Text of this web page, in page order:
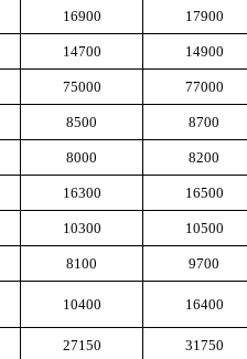
16900 17900
14700 14900
75000 77000
8500 8700
8000 8200
16300 16500
10300 10500
8100
9700
10400 16400
27150 31750